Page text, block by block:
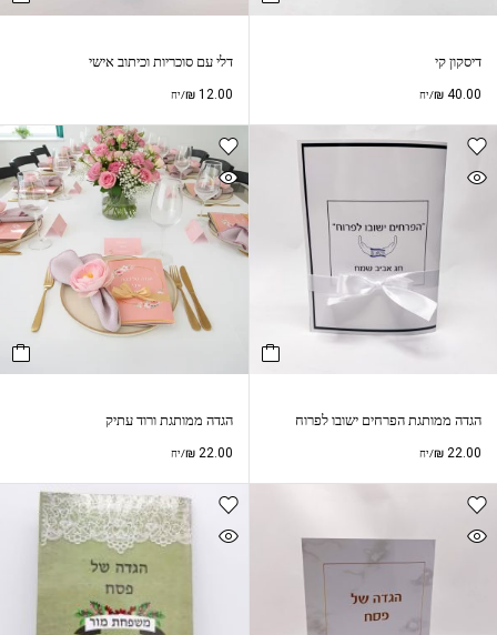
דיסקון קי
₪ 40.00 /יח
דלי עם סוכריות וכיתוב אישי
₪12.00 /יח
הגדה ממותגת הפרחים ישובו לפרוח
₪ 22.00 /יח
הגדה ממותגת ורוד עתיק
₪22.00 /יח